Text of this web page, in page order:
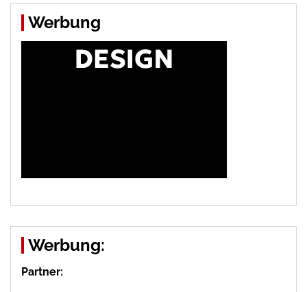
Werbung
Werbung:
Partner: